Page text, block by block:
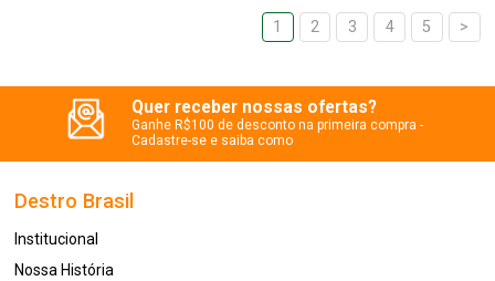
1 2 3 4 5 >
Quer receber nossas ofertas?
Ganhe R$100 de desconto na primeira compra -
Cadastre-se e saiba como
Destro Brasil
Institucional
Nossa História